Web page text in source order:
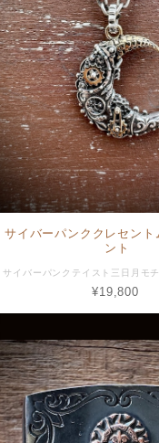
サイバーパンククレセント
ント
¥19,800